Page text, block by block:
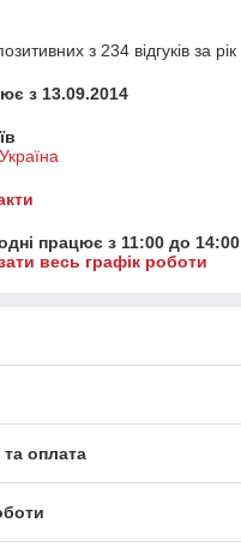
з 234 відгуків за рік
з 13.09.2014
працює з 11:00 до 14:00
весь графік роботи
оплата